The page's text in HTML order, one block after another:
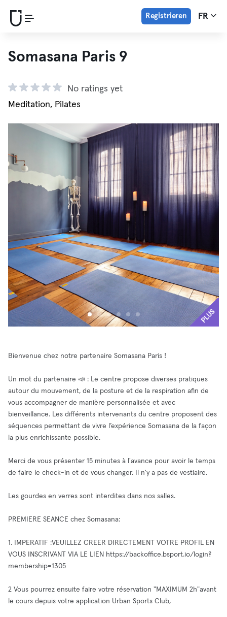
Registrieren FR
Somasana Paris 9
No ratings yet
Meditation, Pilates
PLUS
Bienvenue chez notre partenaire Somasana Paris !
Un mot du partenaire 📣 : Le centre propose diverses pratiques
autour du mouvement, de la posture et de la respiration afin de
vous accompagner de manière personnalisée et avec
bienveillance. Les différents intervenants du centre proposent des
séquences permettant de vivre l’expérience Somasana de la façon
la plus enrichissante possible.
Merci de vous présenter 15 minutes à l'avance pour avoir le temps
de faire le check-in et de vous changer. Il n'y a pas de vestiaire.
Les gourdes en verres sont interdites dans nos salles.
PREMIERE SEANCE chez Somasana:
1. IMPERATIF :VEUILLEZ CREER DIRECTEMENT VOTRE PROFIL EN
VOUS INSCRIVANT VIA LE LIEN https://backoffice.bsport.io/login?
membership=1305
2 Vous pourrez ensuite faire votre réservation "MAXIMUM 2h"avant
le cours depuis votre application Urban Sports Club,